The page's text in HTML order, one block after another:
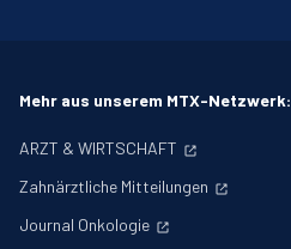
Mehr aus unserem MTX-Netzwerk:
ARZT & WIRTSCHAFT
Zahnärztliche Mitteilungen
Journal Onkologie